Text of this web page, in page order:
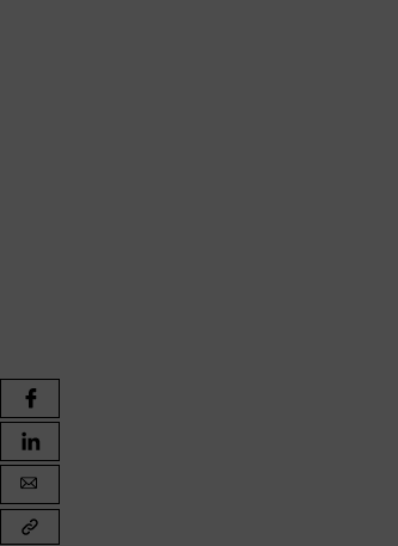
Vivemos certas experiências internas
Porquê? Porque há um reduto dentro
A solidão nem sempre é negativa,
decisivos, que líderes, gestores,
nós, e tantos outros, têm de encontrar
soluções dependem, muitas vezes,
É também do mais interior, daquele
de arte que fazem de nós uma espécie
Somos animais sociais. Esta é já uma